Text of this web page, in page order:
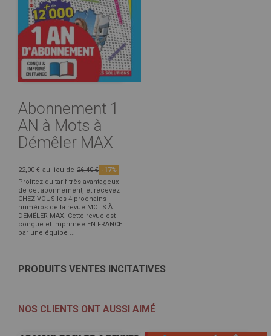
Abonnement 1
AN à Mots à
Démêler MAX
22,00 € au lieu de 26,40 € -17%
Profitez du tarif très avantageux
de cet abonnement, et recevez
CHEZ VOUS les 4 prochains
numéros de la revue MOTS À
DÉMÊLER MAX. Cette revue est
conçue et imprimée EN FRANCE
par une équipe ...
PRODUITS VENTES INCITATIVES
NOS CLIENTS ONT AUSSI AIMÉ